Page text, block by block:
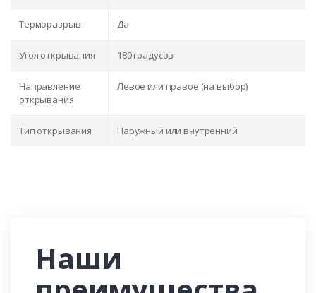
Терморазрыв Да
Угол открывания 180 градусов
Направление
открывания
Левое или правое (на выбор)
Тип открывания Наружный или внутренний
Наши